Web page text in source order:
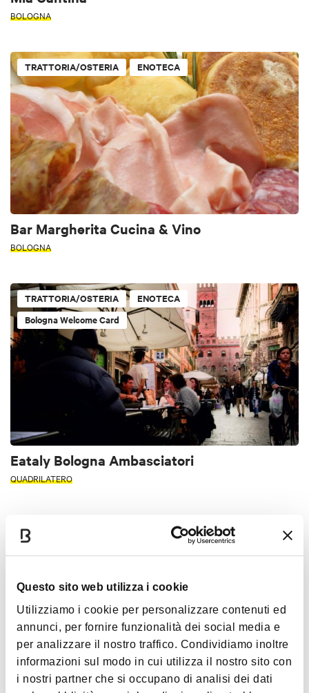
Questo sito web utilizza i cookie
Utilizziamo i cookie per personalizzare contenuti ed
annunci, per fornire funzionalità dei social media e
per analizzare il nostro traffico. Condividiamo inoltre
informazioni sul modo in cui utilizza il nostro sito con
i nostri partner che si occupano di analisi dei dati
BOLOGNA
TRATTORIA/OSTERIA ENOTECA
Bar Margherita Cucina & Vino
BOLOGNA
TRATTORIA/OSTERIA
ENOTECA
Bologna Welcome Card
Eataly Bologna Ambasciatori
QUADRILATERO
ENOTECA